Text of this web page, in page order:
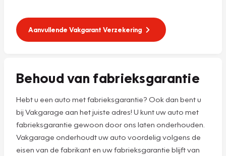
Aanvullende Vakgarant Verzekering
Behoud van fabrieksgarantie
Hebt u een auto met fabrieksgarantie? Ook dan bent u
bij Vakgarage aan het juiste adres! U kunt uw auto met
fabrieksgarantie gewoon door ons laten onderhouden.
Vakgarage onderhoudt uw auto voordelig volgens de
eisen van de fabrikant en uw fabrieksgarantie blijft van